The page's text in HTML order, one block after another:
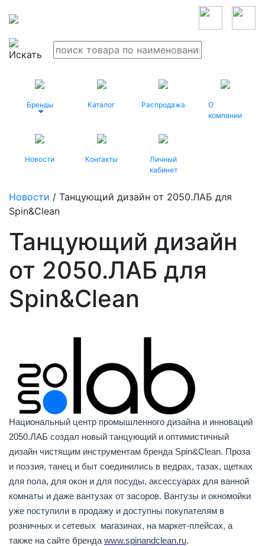
Бренды Каталог Распродажа
О
компании
Новости Контакты
Личный
кабинет
Новости / Танцующий дизайн от 2050.ЛАБ для
Spin&Clean
Танцующий дизайн
от 2050.ЛАБ для
Spin&Clean
Национальный центр промышленного дизайна и инноваций
2050.ЛАБ создал новый танцующий и оптимистичный
дизайн чистящим инструментам бренда Spin&Clean. Проза
и поэзия, танец и быт соединились в ведрах, тазах, щетках
для пола, для окон и для посуды, аксессуарах для ванной
комнаты и даже вантузах от засоров. Вантузы и окномойки
уже поступили в продажу и доступны покупателям в
розничных и сетевых магазинах, на маркет-плейсах, а
также на сайте бренда www.spinandclean.ru.